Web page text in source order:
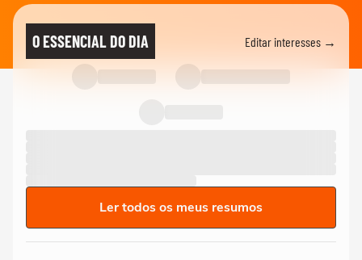
O ESSENCIAL DO DIA Editar interesses →
Ler todos os meus resumos